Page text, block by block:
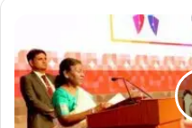
सेंटर
में
जुटे
नगरीय